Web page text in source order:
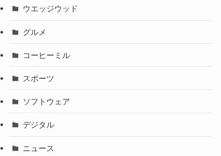
ウエッジウッド
グルメ
コーヒーミル
スポーツ
ソフトウェア
デジタル
ニュース